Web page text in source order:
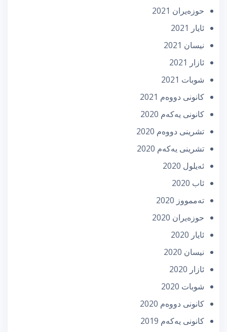
حوزه‌یران 2021
ئایار 2021
نیسان 2021
ئازار 2021
شوبات 2021
كانونی دووه‌م 2021
كانونی یه‌كه‌م 2020
تشرینی دووه‌م 2020
تشرینی یه‌كه‌م 2020
ئه‌یلول 2020
ئاب 2020
تەممووز 2020
حوزه‌یران 2020
ئایار 2020
نیسان 2020
ئازار 2020
شوبات 2020
كانونی دووه‌م 2020
كانونی یه‌كه‌م 2019